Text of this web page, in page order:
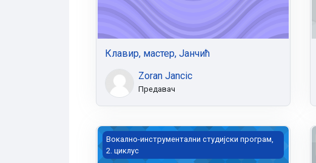
Клавир, мастер, Јанчић
Zoran Jancic
Предавач
Хармоника, мастер, Газдић
Вокално-инструментални студијски програм,
2. циклус